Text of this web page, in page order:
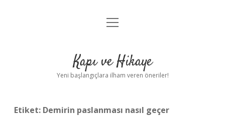
Anasayfa
Yasal Uyarı
menüyü
Kapı ve Hikaye
Yeni başlangıçlara ilham veren öneriler!
Etiket: Demirin paslanması nasıl geçer